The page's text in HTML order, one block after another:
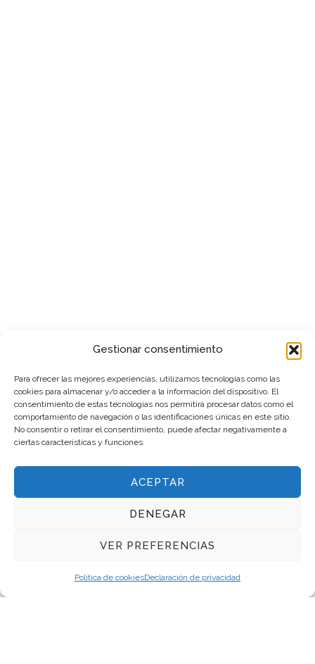
Gestionar consentimiento
Para ofrecer las mejores experiencias, utilizamos tecnologías como las
cookies para almacenar y/o acceder a la información del dispositivo. El
consentimiento de estas tecnologías nos permitirá procesar datos como el
comportamiento de navegación o las identificaciones únicas en este sitio.
No consentir o retirar el consentimiento, puede afectar negativamente a
ciertas características y funciones.
ACEPTAR
DENEGAR
VER PREFERENCIAS
Política de cookiesDeclaración de privacidad